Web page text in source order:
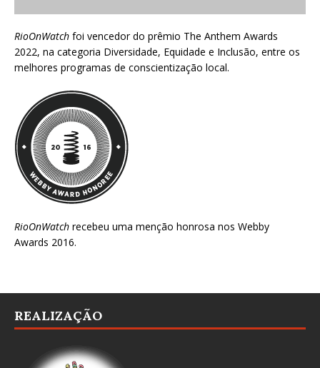
RioOnWatch foi vencedor do prêmio The Anthem Awards
2022, na categoria Diversidade, Equidade e Inclusão, entre os
melhores programas de conscientização local.
RioOnWatch recebeu uma menção honrosa nos Webby
Awards 2016.
REALIZAÇÃO